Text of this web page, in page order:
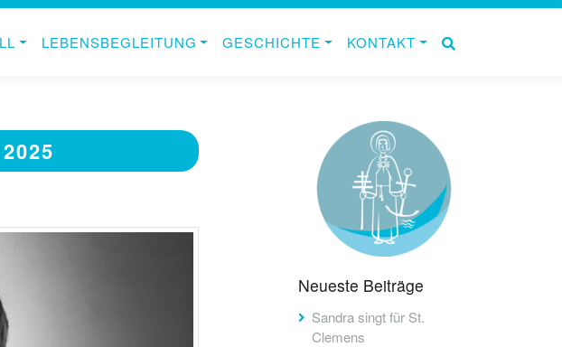
LEBENSBEGLEITUNG GESCHICHTE KONTAKT
Neueste Beiträge
Sandra singt für St.
Clemens